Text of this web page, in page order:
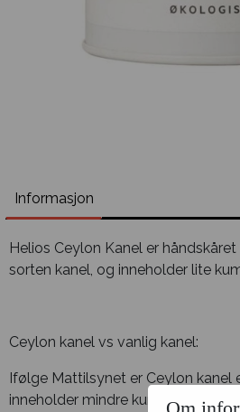
Informasjon
Helios Ceylon Kanel er
sorten kanel, og inneholder lite
Ceylon kanel vs vanlig kanel:
Ifølge Mattilsynet er Ceylon kanel
inneholder mindre kumarin - et